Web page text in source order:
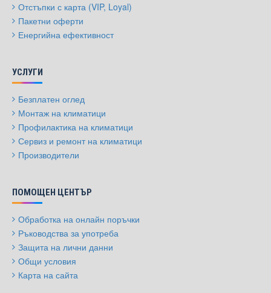
Отстъпки с карта (VIP, Loyal)
Пакетни оферти
Енергийна ефективност
УСЛУГИ
Безплатен оглед
Монтаж на климатици
Профилактика на климатици
Сервиз и ремонт на климатици
Производители
ПОМОЩЕН ЦЕНТЪР
Обработка на онлайн поръчки
Ръководства за употреба
Защита на лични данни
Общи условия
Карта на сайта